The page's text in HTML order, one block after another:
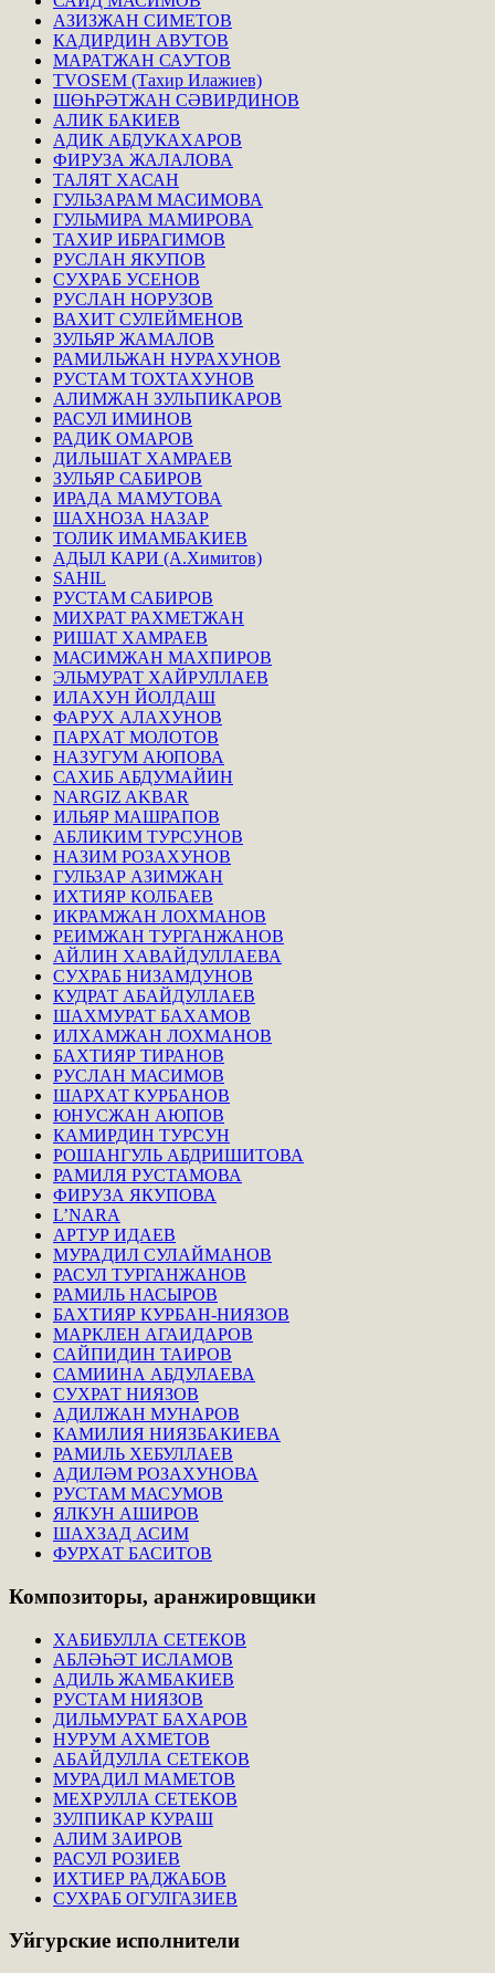
АЗИЗЖАН СИМЕТОВ
КАДИРДИН АВУТОВ
МАРАТЖАН САУТОВ
TVOSEM (Тахир Илажиев)
ШӨҺРӘТЖАН СӘВИРДИНОВ
АЛИК БАКИЕВ
АДИК АБДУКАХАРОВ
ФИРУЗА ЖАЛАЛОВА
ТАЛЯТ ХАСАН
ГУЛЬЗАРАМ МАСИМОВА
ГУЛЬМИРА МАМИРОВА
ТАХИР ИБРАГИМОВ
РУСЛАН ЯКУПОВ
СУХРАБ УСЕНОВ
РУСЛАН НОРУЗОВ
ВАХИТ СУЛЕЙМЕНОВ
ЗУЛЬЯР ЖАМАЛОВ
РАМИЛЬЖАН НУРАХУНОВ
РУСТАМ ТОХТАХУНОВ
АЛИМЖАН ЗУЛЬПИКАРОВ
РАСУЛ ИМИНОВ
РАДИК ОМАРОВ
ДИЛЬШАТ ХАМРАЕВ
ЗУЛЬЯР САБИРОВ
ИРАДА МАМУТОВА
ШАХНОЗА НАЗАР
ТОЛИК ИМАМБАКИЕВ
АДЫЛ КАРИ (А.Химитов)
SAHIL
РУСТАМ САБИРОВ
МИХРАТ РАХМЕТЖАН
РИШАТ ХАМРАЕВ
МАСИМЖАН МАХПИРОВ
ЭЛЬМУРАТ ХАЙРУЛЛАЕВ
ИЛАХУН ЙОЛДАШ
ФАРУХ АЛАХУНОВ
ПАРХАТ МОЛОТОВ
НАЗУГУМ АЮПОВА
САХИБ АБДУМАЙИН
NARGIZ AKBAR
ИЛЬЯР МАШРАПОВ
АБЛИКИМ ТУРСУНОВ
НАЗИМ РОЗАХУНОВ
ГУЛЬЗАР АЗИМЖАН
ИХТИЯР КОЛБАЕВ
ИКРАМЖАН ЛОХМАНОВ
РЕИМЖАН ТУРГАНЖАНОВ
АЙЛИН ХАВАЙДУЛЛАЕВА
СУХРАБ НИЗАМДУНОВ
КУДРАТ АБАЙДУЛЛАЕВ
ШАХМУРАТ БАХАМОВ
ИЛХАМЖАН ЛОХМАНОВ
БАХТИЯР ТИРАНОВ
РУСЛАН МАСИМОВ
ШАРХАТ КУРБАНОВ
ЮНУСЖАН АЮПОВ
КАМИРДИН ТУРСУН
РОШАНГУЛЬ АБДРИШИТОВА
РАМИЛЯ РУСТАМОВА
ФИРУЗА ЯКУПОВА
L’NARA
АРТУР ИДАЕВ
МУРАДИЛ СУЛАЙМАНОВ
РАСУЛ ТУРГАНЖАНОВ
РАМИЛЬ НАСЫРОВ
БАХТИЯР КУРБАН-НИЯЗОВ
МАРКЛЕН АГАИДАРОВ
САЙПИДИН ТАИРОВ
САМИИНА АБДУЛАЕВА
СУХРАТ НИЯЗОВ
АДИЛЖАН МУНАРОВ
КАМИЛИЯ НИЯЗБАКИЕВА
РАМИЛЬ ХЕБУЛЛАЕВ
АДИЛӘМ РОЗАХУНОВА
РУСТАМ МАСУМОВ
ЯЛКУН АШИРОВ
ШАХЗАД АСИМ
ФУРХАТ БАСИТОВ
Композиторы, аранжировщики
ХАБИБУЛЛА СЕТЕКОВ
АБЛӘҺӘТ ИСЛАМОВ
АДИЛЬ ЖАМБАКИЕВ
РУСТАМ НИЯЗОВ
ДИЛЬМУРАТ БАХАРОВ
НУРУМ АХМЕТОВ
АБАЙДУЛЛА СЕТЕКОВ
МУРАДИЛ МАМЕТОВ
МЕХРУЛЛА СЕТЕКОВ
ЗУЛПИКАР КУРАШ
АЛИМ ЗАИРОВ
РАСУЛ РОЗИЕВ
ИХТИЕР РАДЖАБОВ
СУХРАБ ОГУЛГАЗИЕВ
Уйгурские исполнители